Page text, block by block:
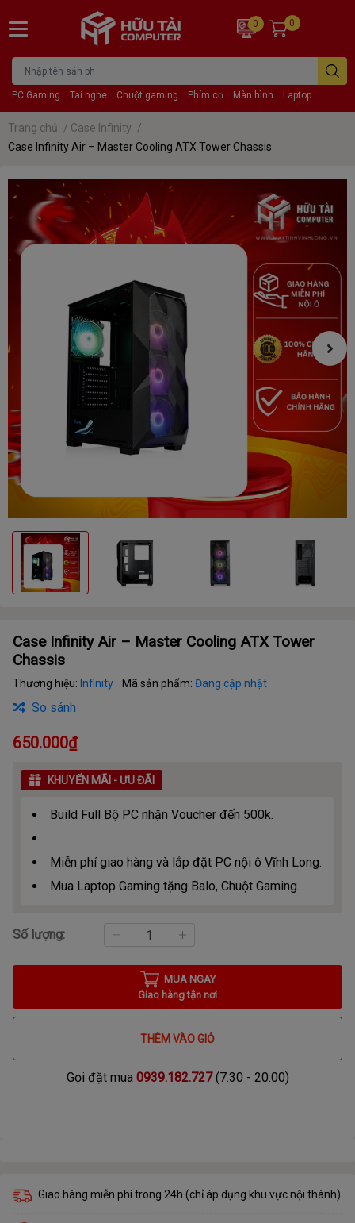
PC Gaming Tai nghe Chuột gaming Phím cơ Màn hình Laptop
0 0
Trang chủ / Case Infinity /
Case Infinity Air – Master Cooling ATX Tower Chassis
Case Infinity Air – Master Cooling ATX Tower
Chassis
Thương hiệu: Infinity Mã sản phẩm: Đang cập nhật
So sánh
650.000₫
KHUYẾN MÃI - ƯU ĐÃI
Build Full Bộ PC nhận Voucher đến 500k.
Miễn phí giao hàng và lắp đặt PC nội ô Vĩnh Long.
Mua Laptop Gaming tặng Balo, Chuột Gaming.
Số lượng:
MUA NGAY
Giao hàng tận nơi
THÊM VÀO GIỎ
Gọi đặt mua 0939.182.727(7:30 - 20:00)
Giao hàng miễn phí trong 24h (chỉ áp dụng khu vực nội thành)